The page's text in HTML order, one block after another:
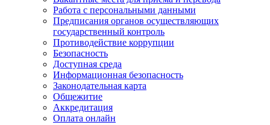
Работа с персональными данными
Предписания органов осуществляющих
государственный контроль
Противодействие коррупции
Безопасность
Доступная среда
Информационная безопасность
Законодательная карта
Общежитие
Аккредитация
Оплата онлайн